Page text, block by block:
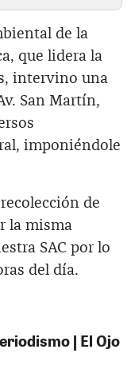
de la
que lidera la
intervino una
San Martín,
imponiéndole
de
la misma
SAC por lo
del día.
| El Ojo